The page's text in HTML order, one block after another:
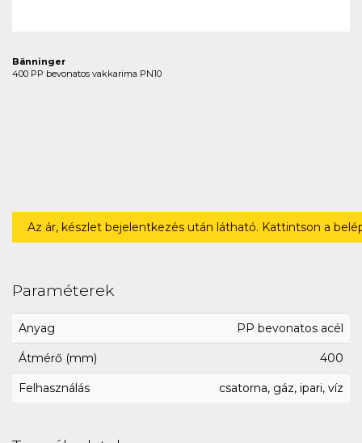
Bänninger
400 PP bevonatos vakkarima PN10
Az ár, készlet bejelentkezés után látható. Kattintson a
Paraméterek
Anyag PP bevonatos acél
Átmérő (mm) 400
Felhasználás csatorna, gáz, ipari, víz